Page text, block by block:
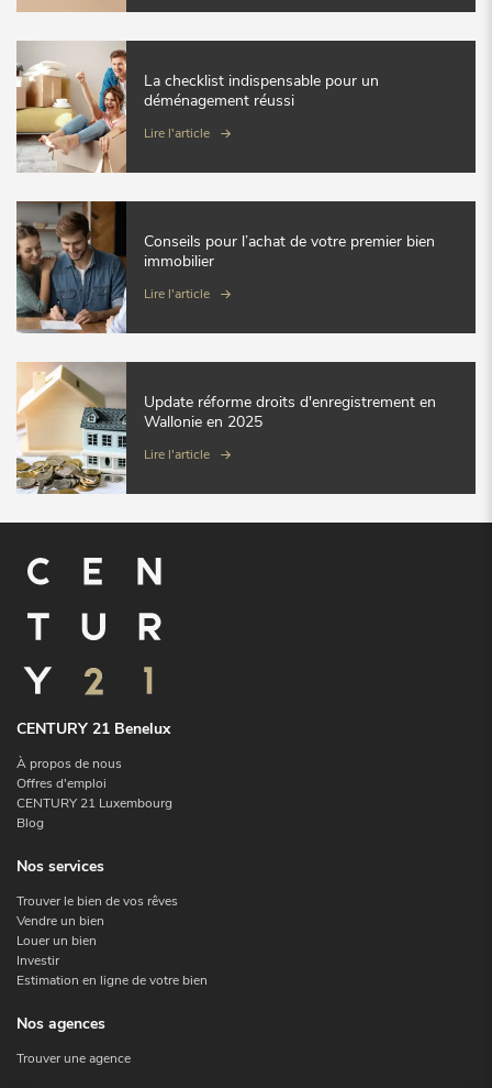
La checklist indispensable pour un
déménagement réussi
Lire l'article
Conseils pour l’achat de votre premier bien
immobilier
Lire l'article
Update réforme droits d'enregistrement en
Wallonie en 2025
Lire l'article
CENTURY 21 Benelux
À propos de nous
Offres d'emploi
CENTURY 21 Luxembourg
Blog
Nos services
Trouver le bien de vos rêves
Vendre un bien
Louer un bien
Investir
Estimation en ligne de votre bien
Nos agences
Trouver une agence